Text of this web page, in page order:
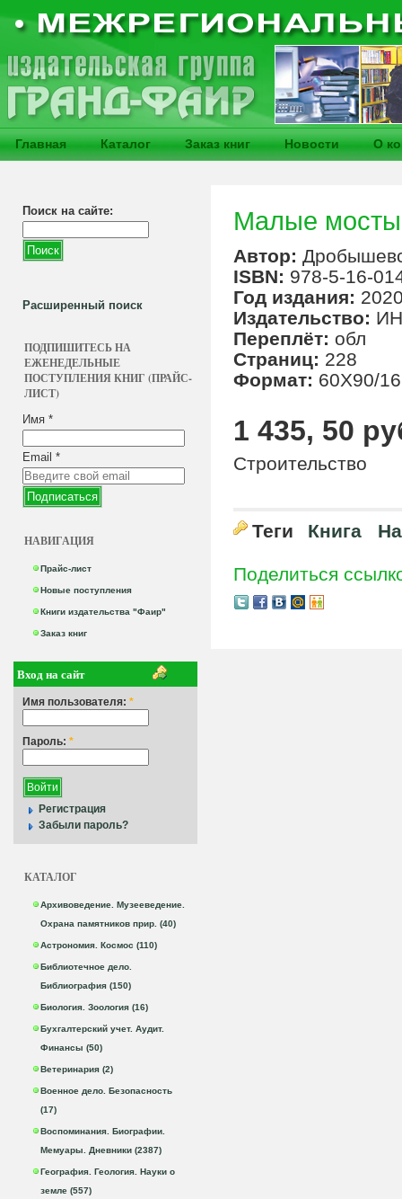
Главная Каталог Заказ книг Новости О
Поиск на сайте:
Расширенный поиск
ПОДПИШИТЕСЬ НА
ЕЖЕНЕДЕЛЬНЫЕ
ПОСТУПЛЕНИЯ КНИГ (ПРАЙС-
ЛИСТ)
Имя *
Email *
НАВИГАЦИЯ
Прайс-лист
Новые поступления
Книги издательства "Фаир"
Заказ книг
Вход на сайт
Имя пользователя: *
Пароль: *
Регистрация
Забыли пароль?
КАТАЛОГ
Архивоведение. Музееведение.
Охрана памятников прир. (40)
Астрономия. Космос (110)
Библиотечное дело.
Библиография (150)
Биология. Зоология (16)
Бухгалтерский учет. Аудит.
Финансы (50)
Ветеринария (2)
Военное дело. Безопасность
(17)
Воспоминания. Биографии.
Мемуары. Дневники (2387)
География. Геология. Науки о
земле (557)
Малые
Автор:
ISBN: 978-5-16-
Год издания:
Издательство:
Переплёт: обл
Страниц: 228
Формат: 60X90/16
1 435, 50
Строительство
Теги Книга
Поделиться